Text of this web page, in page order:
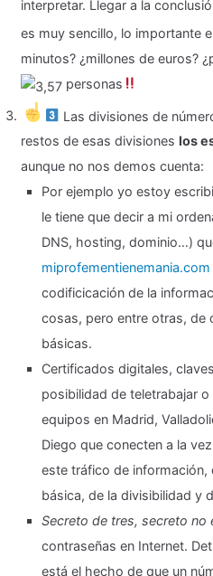
interpretar. Llegar a la
es muy sencillo, lo importante
minutos? ¿millones de euros?
personas
Las divisiones de
restos de esas divisioneslos
aunque no nos demos cuenta:
Por ejemplo yo estoy
le tiene que decir a mi
DNS, hosting, dominio…)
miprofementienemania.com
codificicación de la
cosas, pero entre otras, de
básicas.
Certificados digitales,
posibilidad de teletrabajar
equipos en Madrid,
Diego que conecten a la
este tráfico de información,
básica, de la divisibilidad y
Secreto de tres, secreto no
contraseñas en Internet.
está el hecho de que un